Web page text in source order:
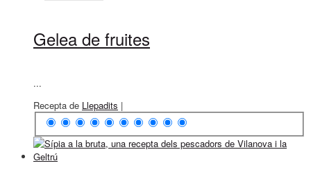
Gelea de fruites
...
Recepta de Llepadits |